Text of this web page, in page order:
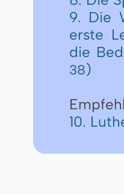
9. Die
erste
die
38)
10.